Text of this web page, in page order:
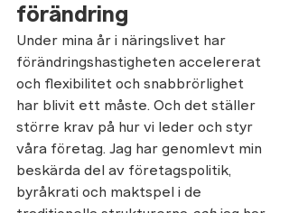
förändring
Under mina år i näringslivet har
förändringshastigheten accelererat
och flexibilitet och snabbrörlighet
har blivit ett måste. Och det ställer
större krav på hur vi leder och styr
våra företag. Jag har genomlevt min
beskärda del av företagspolitik,
byråkrati och maktspel i de